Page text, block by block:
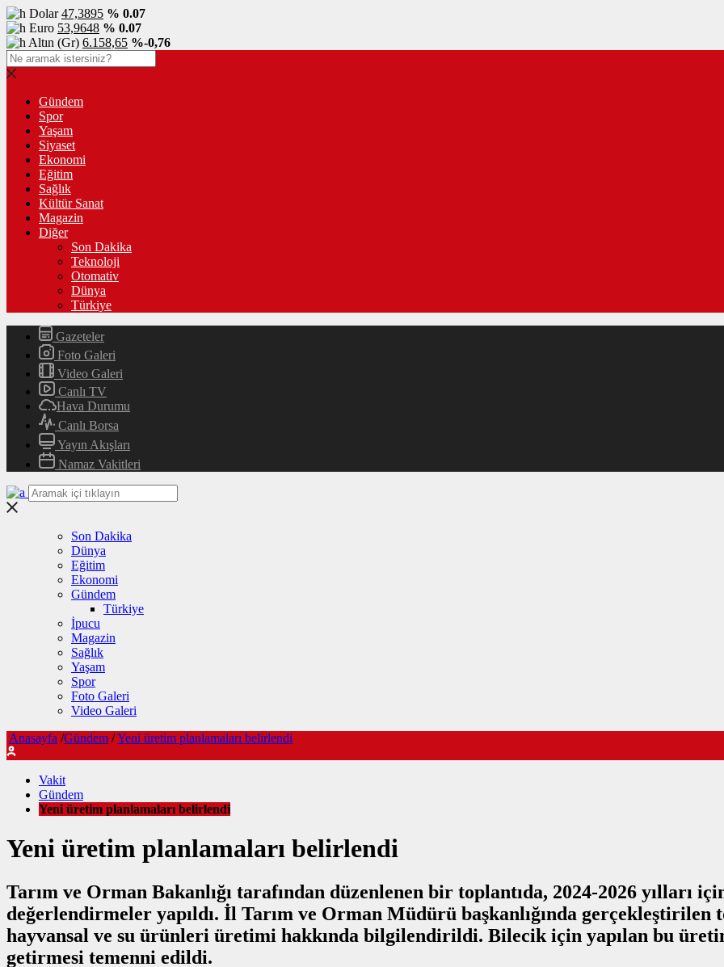
Dolar47,3895 % 0.07
Euro 53,9648 % 0.07
Altın (Gr) 6.158,65 %-0,76
Gündem
Spor
Yaşam
Siyaset
Ekonomi
Eğitim
Sağlık
Kültür Sanat
Magazin
Diğer
Son Dakika
Teknoloji
Otomativ
Dünya
Türkiye
Gazeteler
Foto Galeri
Video Galeri
Canlı TV
Hava Durumu
Canlı Borsa
Yayın Akışları
Namaz Vakitleri
Son Dakika
Dünya
Eğitim
Ekonomi
Gündem
Türkiye
İpucu
Magazin
Sağlık
Yaşam
Spor
Foto Galeri
Video Galeri
Anasayfa /Gündem /Yeni üretim planlamaları belirlendi
Vakit
Gündem
Yeni üretim planlamaları belirlendi
Yeni üretim planlamaları belirlendi
Tarım ve Orman Bakanlığı tarafından düzenlenen bir toplantıda, 2024-2026 yılları
değerlendirmeler yapıldı. İl Tarım ve Orman Müdürü başkanlığında
hayvansal ve su ürünleri üretimi hakkında bilgilendirildi. Bilecik için yapılan bu
getirmesi temenni edildi.